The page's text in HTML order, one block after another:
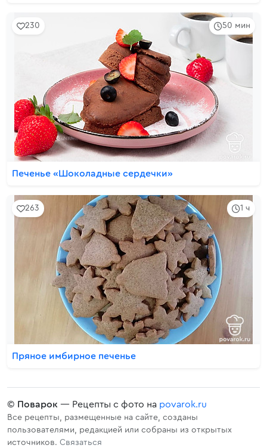
50 мин
230
Печенье «Шоколадные сердечки»
1 ч
263
Пряное имбирное печенье
© Поварок — Рецепты с фото на povarok.ru
Все рецепты, размещенные на сайте, созданы
пользователями, редакцией или собраны из открытых
источников. Связаться